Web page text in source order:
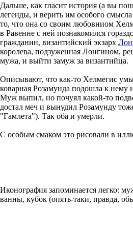
Дальше, как гласит история (а вы
легенды, и верить им особого
то, что она со своим любовниом
в Равенне с ней познакомился
гражданин, византийский экзарх
королева, подзуженная Лонгином,
мужа, и выйти замуж за византийца.
Описывают, что как-то Хелмегис
коварная Розамунда подошла к нему
Муж выпил, но почуял какой-то
достал меч и вынудил Розамунду
"Гамлета"). Так оба и умерли.
С особым смаком это рисовали в
Иконография запоминается легко:
ванны, кубок (опять-таки, правда,